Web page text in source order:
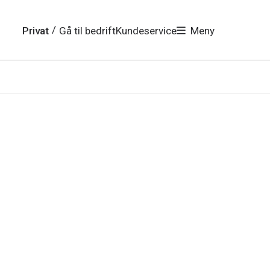
Privat / Gå til bedriftKundeservice Meny